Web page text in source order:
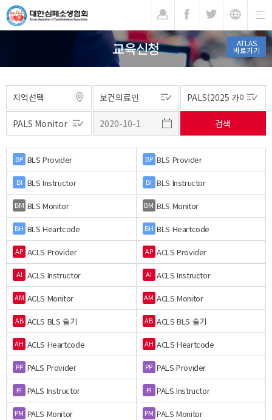
ATLAS
바로가기
교육신청
BP BLS Provider BP BLS Provider
BI BLS Instructor BI BLS Instructor
BM BLS Monitor BM BLS Monitor
BH BLS Heartcode BH BLS Heartcode
AP ACLS Provider AP ACLS Provider
AI ACLS Instructor AI ACLS Instructor
AM ACLS Monitor AM ACLS Monitor
AB ACLS BLS 술기 AB ACLS BLS 술기
AH ACLS Heartcode AH ACLS Heartcode
PP PALS Provider PP PALS Provider
PI PALS Instructor PI PALS Instructor
PM PALS Monitor PM PALS Monitor